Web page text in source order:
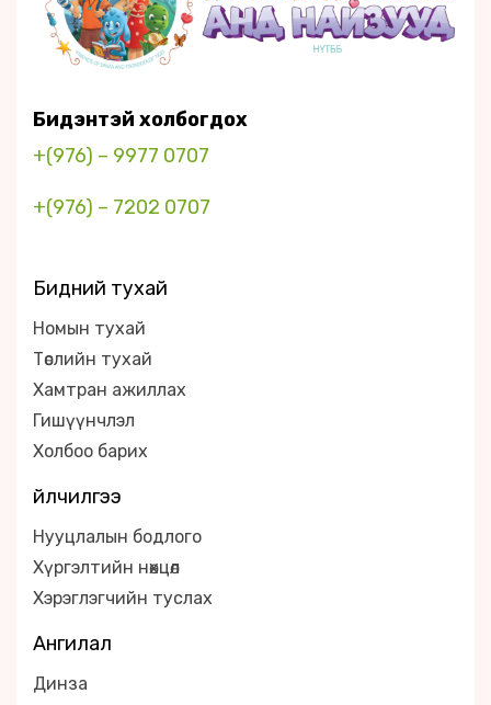
Бидэнтэй холбогдох
+(976) – 9977 0707
+(976) – 7202 0707
Бидний тухай
Номын тухай
Төслийн тухай
Хамтран ажиллах
Гишүүнчлэл
Холбоо барих
Үйлчилгээ
Нууцлалын бодлого
Хүргэлтийн нөхцөл
Хэрэглэгчийн туслах
Ангилал
Динза